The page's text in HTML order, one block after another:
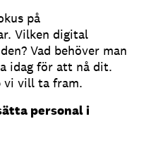
på
Vilken digital
Vad behöver man
idag för att nå dit.
vi vill ta fram.
personal i